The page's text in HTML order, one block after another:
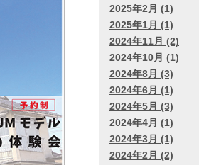
2025年2月 (1)
2025年1月 (1)
2024年11月 (2)
2024年10月 (1)
2024年8月 (3)
2024年6月 (1)
2024年5月 (3)
2024年4月 (1)
2024年3月 (1)
2024年2月 (2)